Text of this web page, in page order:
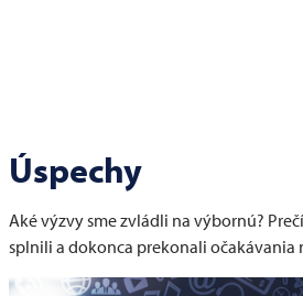
Úspechy
Aké výzvy sme zvládli na výbornú?
splnili a dokonca prekonali očakávania